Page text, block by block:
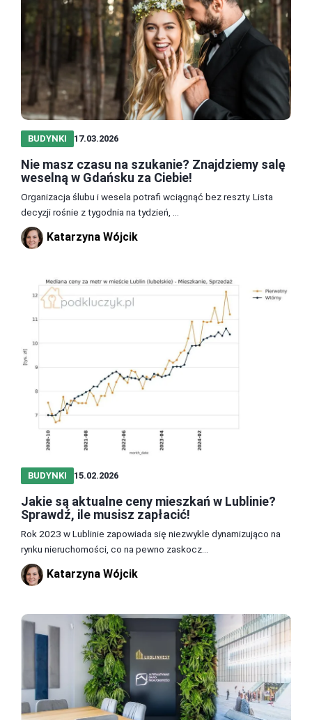
BUDYNKI 17.03.2026
Nie masz czasu na szukanie? Znajdziemy salę
weselną w Gdańsku za Ciebie!
Organizacja ślubu i wesela potrafi wciągnąć bez reszty. Lista
decyzji rośnie z tygodnia na tydzień, ...
Katarzyna Wójcik
BUDYNKI 15.02.2026
Jakie są aktualne ceny mieszkań w Lublinie?
Sprawdź, ile musisz zapłacić!
Rok 2023 w Lublinie zapowiada się niezwykle dynamizująco na
rynku nieruchomości, co na pewno zaskocz...
Katarzyna Wójcik